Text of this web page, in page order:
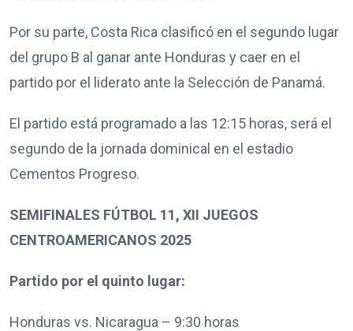
Por su parte, Costa Rica clasificó en el segundo lugar
del grupo B al ganar ante Honduras y caer en el
partido por el liderato ante la Selección de Panamá.
El partido está programado a las 12:15 horas, será el
segundo de la jornada dominical en el estadio
Cementos Progreso.
SEMIFINALES FÚTBOL 11, XII JUEGOS
CENTROAMERICANOS 2025
Partido por el quinto lugar:
Honduras vs. Nicaragua – 9:30 horas